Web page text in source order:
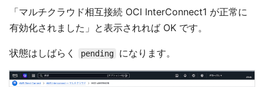
「マルチクラウド相互接続 OCI InterConnect1 が正常に
有効化されました」と表示されれば OK です。
状態はしばらく pending になります。